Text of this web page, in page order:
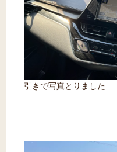
引きで写真とりました